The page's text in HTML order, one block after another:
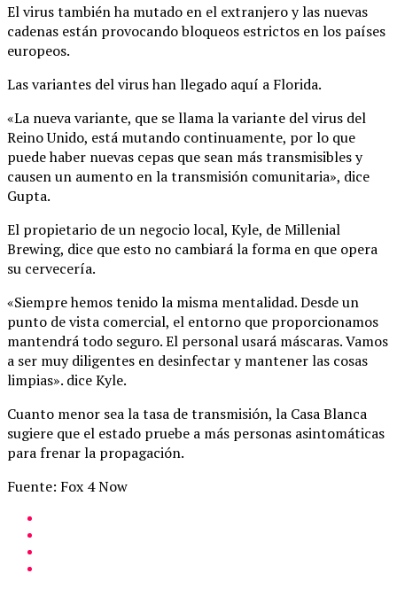
El virus también ha mutado en el extranjero y las nuevas
cadenas están provocando bloqueos estrictos en los países
europeos.
Las variantes del virus han llegado aquí a Florida.
«La nueva variante, que se llama la variante del virus del
Reino Unido, está mutando continuamente, por lo que
puede haber nuevas cepas que sean más transmisibles y
causen un aumento en la transmisión comunitaria», dice
Gupta.
El propietario de un negocio local, Kyle, de Millenial
Brewing, dice que esto no cambiará la forma en que opera
su cervecería.
«Siempre hemos tenido la misma mentalidad. Desde un
punto de vista comercial, el entorno que proporcionamos
mantendrá todo seguro. El personal usará máscaras. Vamos
a ser muy diligentes en desinfectar y mantener las cosas
limpias». dice Kyle.
Cuanto menor sea la tasa de transmisión, la Casa Blanca
sugiere que el estado pruebe a más personas asintomáticas
para frenar la propagación.
Fuente: Fox 4 Now